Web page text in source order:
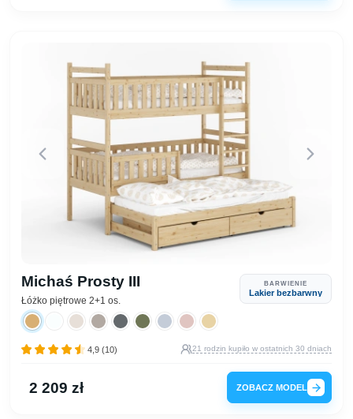
Michaś Prosty III
Łóżko piętrowe 2+1 os.
BARWIENIE
Lakier bezbarwny
4,9 (10) 21 rodzin kupiło w ostatnich 30 dniach
2 209 zł ZOBACZ MODEL